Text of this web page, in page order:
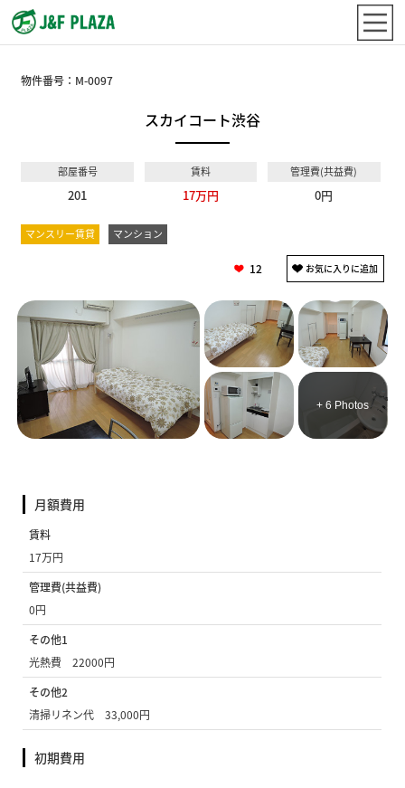
物件番号： M-0097
スカイコート渋谷
部屋番号
201
賃料
17万円
管理費(共益費)
0円
マンスリー賃貸 マンション
12
+ 6 Photos
月額費用
賃料
17万円
管理費(共益費)
0円
その他1
光熱費 22000円
その他2
清掃リネン代 33,000円
初期費用